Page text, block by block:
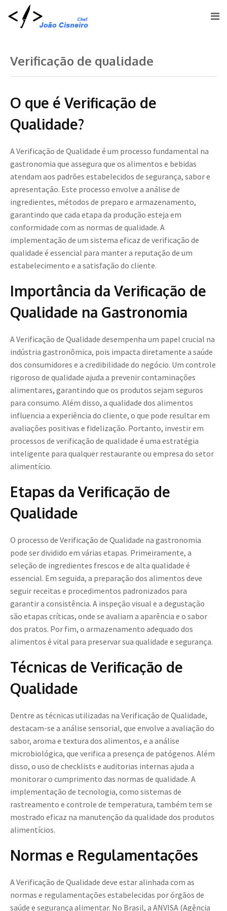
Verificação de qualidade
O que é Verificação de
Qualidade?
A Verificação de Qualidade é um processo fundamental na
gastronomia que assegura que os alimentos e bebidas
atendam aos padrões estabelecidos de segurança, sabor e
apresentação. Este processo envolve a análise de
ingredientes, métodos de preparo e armazenamento,
garantindo que cada etapa da produção esteja em
conformidade com as normas de qualidade. A
implementação de um sistema eficaz de verificação de
qualidade é essencial para manter a reputação de um
estabelecimento e a satisfação do cliente.
Importância da Verificação de
Qualidade na Gastronomia
A Verificação de Qualidade desempenha um papel crucial na
indústria gastronômica, pois impacta diretamente a saúde
dos consumidores e a credibilidade do negócio. Um controle
rigoroso de qualidade ajuda a prevenir contaminações
alimentares, garantindo que os produtos sejam seguros
para consumo. Além disso, a qualidade dos alimentos
influencia a experiência do cliente, o que pode resultar em
avaliações positivas e fidelização. Portanto, investir em
processos de verificação de qualidade é uma estratégia
inteligente para qualquer restaurante ou empresa do setor
alimentício.
Etapas da Verificação de
Qualidade
O processo de Verificação de Qualidade na gastronomia
pode ser dividido em várias etapas. Primeiramente, a
seleção de ingredientes frescos e de alta qualidade é
essencial. Em seguida, a preparação dos alimentos deve
seguir receitas e procedimentos padronizados para
garantir a consistência. A inspeção visual e a degustação
são etapas críticas, onde se avaliam a aparência e o sabor
dos pratos. Por fim, o armazenamento adequado dos
alimentos é vital para preservar sua qualidade e segurança.
Técnicas de Verificação de
Qualidade
Dentre as técnicas utilizadas na Verificação de Qualidade,
destacam-se a análise sensorial, que envolve a avaliação do
sabor, aroma e textura dos alimentos, e a análise
microbiológica, que verifica a presença de patógenos. Além
disso, o uso de checklists e auditorias internas ajuda a
monitorar o cumprimento das normas de qualidade. A
implementação de tecnologia, como sistemas de
rastreamento e controle de temperatura, também tem se
mostrado eficaz na manutenção da qualidade dos produtos
alimentícios.
Normas e Regulamentações
A Verificação de Qualidade deve estar alinhada com as
normas e regulamentações estabelecidas por órgãos de
saúde e segurança alimentar. No Brasil, a ANVISA (Agência